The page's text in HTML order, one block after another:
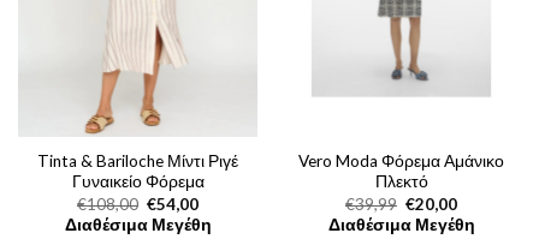
Tinta & Bariloche Μίντι Ριγέ
Γυναικείο Φόρεμα
€108,00 Original
price
was:
€54,00Η
τρέχουσα
τιμή
Διαθέσιμα Μεγέθη
Vero Moda Φόρεμα Αμάνικο
Πλεκτό
€39,99 Original
price
was:
€20,00Η
τρέχουσα
τιμή
Διαθέσιμα Μεγέθη